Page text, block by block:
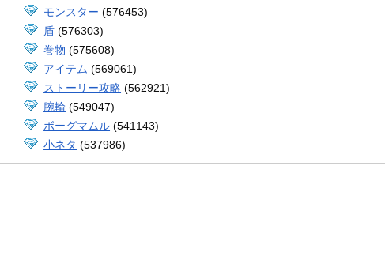
モンスター (576453)
盾 (576303)
巻物 (575608)
アイテム (569061)
ストーリー攻略 (562921)
腕輪 (549047)
ボーグマムル (541143)
小ネタ (537986)